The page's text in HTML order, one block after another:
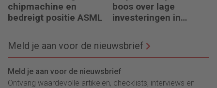
chipmachine en
bedreigt positie ASML
boos over lage
investeringen in
Meld je aan voor de nieuwsbrief
Meld je aan voor de nieuwsbrief
Ontvang waardevolle artikelen, checklists, interviews en